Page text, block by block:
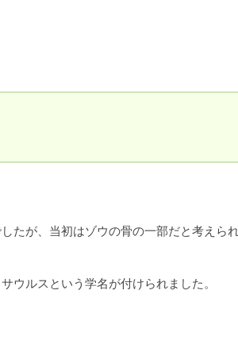
たが、当初はゾウの骨の一部だと考えら
ウルスという学名が付けられました。